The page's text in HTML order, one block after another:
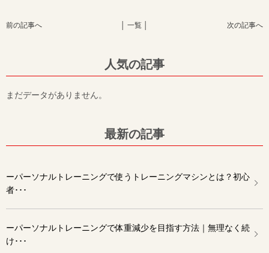
前の記事へ 次の記事へ
│ 一覧 │
人気の記事
まだデータがありません。
最新の記事
ーパーソナルトレーニングで使うトレーニングマシンとは？初心
者･･･
ーパーソナルトレーニングで体重減少を目指す方法｜無理なく続
け･･･